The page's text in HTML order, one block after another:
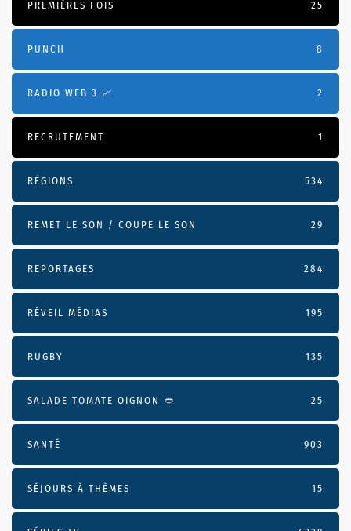
PREMIÈRES FOIS 25
PUNCH 8
RADIO WEB 3 📈 2
RECRUTEMENT 1
RÉGIONS 534
REMET LE SON / COUPE LE SON 29
REPORTAGES 284
RÉVEIL MÉDIAS 195
RUGBY 135
SALADE TOMATE OIGNON 🥙 25
SANTÉ 903
SÉJOURS À THÈMES 15